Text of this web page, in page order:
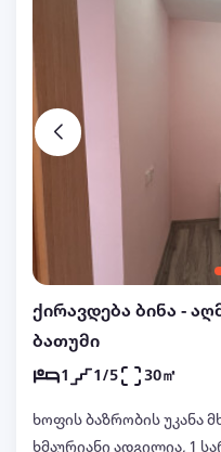
ქირავდება ბინა -
ბათუმი
1 1/5 30㎡
ხოფის ბაზრობის უკანა
ხმაურიანი ადგილია, 1